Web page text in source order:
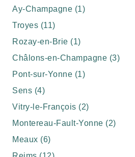
Ay-Champagne (1)
Troyes (11)
Rozay-en-Brie (1)
Châlons-en-Champagne (3)
Pont-sur-Yonne (1)
Sens (4)
Vitry-le-François (2)
Montereau-Fault-Yonne (2)
Meaux (6)